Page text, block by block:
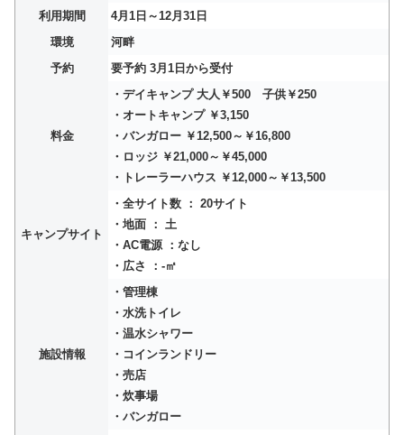
利用期間
4月1日～12月31日
環境
河畔
予約
要予約 3月1日から受付
料金
・デイキャンプ 大人￥500 子供￥250
・オートキャンプ ￥3,150
・バンガロー ￥12,500～￥16,800
・ロッジ ￥21,000～￥45,000
・トレーラーハウス ￥12,000～￥13,500
キャンプサイト
・全サイト数 ： 20サイト
・地面 ： 土
・AC電源 ：なし
・広さ ：-㎡
施設情報
・管理棟
・水洗トイレ
・温水シャワー
・コインランドリー
・売店
・炊事場
・バンガロー